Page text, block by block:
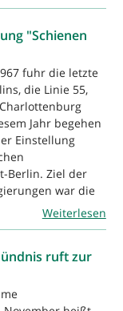
"Schienen
fuhr die letzte
die Linie 55,
Jahr begehen
Einstellung
Berlin. Ziel der
war die
Weiterlesen
ruft zur